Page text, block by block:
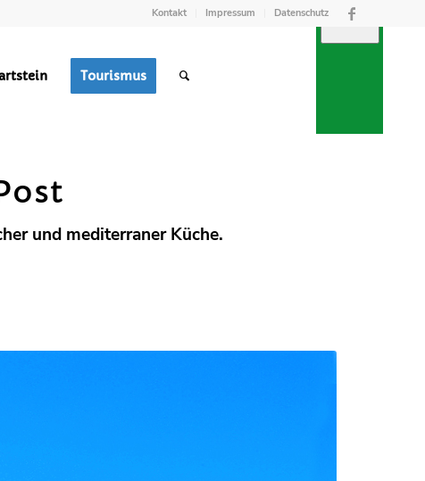
Kontakt Impressum Datenschutz
Tourismus
TREFFPUNKT
und mediterraner Küche.